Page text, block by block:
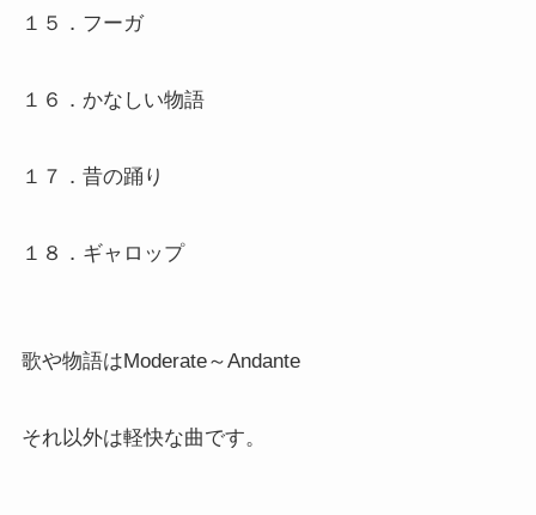
１５．フーガ
１６．かなしい物語
１７．昔の踊り
１８．ギャロップ
歌や物語はModerate～Andante
それ以外は軽快な曲です。